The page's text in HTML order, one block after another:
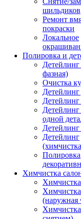
шильдиков
Ремонт
покраски
Локальное
Полировка и
фазная)
Очистка
Детейлинг
одной
Детейлинг
Полировка
Химчистка
(наружная